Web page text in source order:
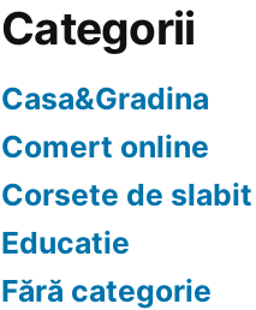
Categorii
Casa&Gradina
Comert online
Corsete de slabit
Educatie
Fără categorie